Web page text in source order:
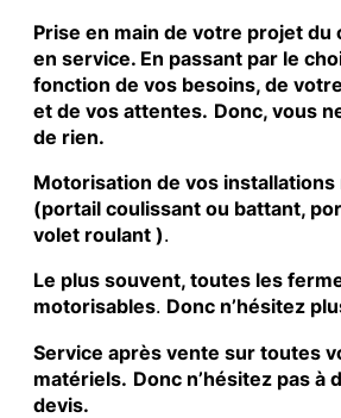
Prise en main de votre projet du
en service. En passant par le
fonction de vos besoins, de
et de vos attentes. Donc, vous
de rien.
Motorisation de vos installations
(portail coulissant ou battant,
volet roulant ).
Le plus souvent, toutes les
motorisables. Donc n’hésitez
Service après vente sur toutes
matériels. Donc n’hésitez pas à
devis.